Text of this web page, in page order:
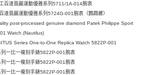
百達翡麗運動優雅系列5711/1A-014腕表
達翡麗運動優雅系列5724G-001腕表（鸚鵡螺）
post-processed genuine diamond Patek Philippe Sport
Watch (Nautilus)
Series One-to-One Replica Watch 5822P-001
一比一複刻手錶5822P-001腕表
一比一複刻手錶5822P-001腕表
一比一複刻手錶5822P-001腕表